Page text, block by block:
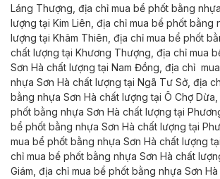
Láng Thượng, địa chỉ mua bể phốt bằng
lượng tại Kim Liên, địa chỉ mua bể phốt bằng
lượng tại Khâm Thiên, địa chỉ mua bể phốt
chất lượng tại Khương Thượng, địa chỉ mua
Sơn Hà chất lượng tại Nam Đồng, địa chỉ mua
nhựa Sơn Hà chất lượng tại Ngã Tư Sở, địa
bằng nhựa Sơn Hà chất lượng tại Ô Chợ Dừa,
phốt bằng nhựa Sơn Hà chất lượng tại
bể phốt bằng nhựa Sơn Hà chất lượng tại
mua bể phốt bằng nhựa Sơn Hà chất lượng tại
chỉ mua bể phốt bằng nhựa Sơn Hà chất
Giám, địa chỉ mua bể phốt bằng nhựa Sơn